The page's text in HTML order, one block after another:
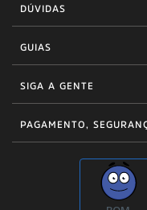
DÚVIDAS
GUIAS
SIGA A GENTE
PAGAMENTO,